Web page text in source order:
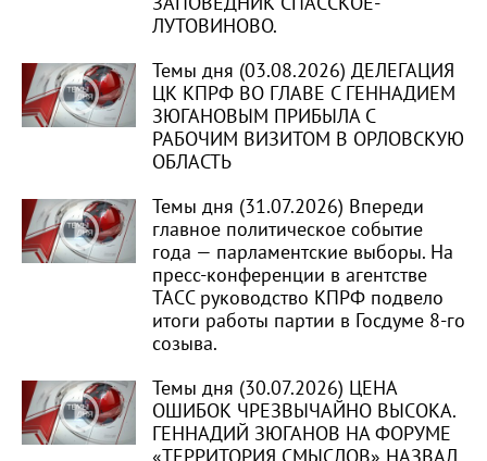
ЛУТОВИНОВО.
Темы дня (03.08.2026) ДЕЛЕГАЦИЯ
ЦК КПРФ ВО ГЛАВЕ С ГЕННАДИЕМ
ЗЮГАНОВЫМ ПРИБЫЛА С
РАБОЧИМ ВИЗИТОМ В ОРЛОВСКУЮ
ОБЛАСТЬ
Темы дня (31.07.2026) Впереди
главное политическое событие
года — парламентские выборы. На
пресс-конференции в агентстве
ТАСС руководство КПРФ подвело
итоги работы партии в Госдуме 8-го
созыва.
Темы дня (30.07.2026) ЦЕНА
ОШИБОК ЧРЕЗВЫЧАЙНО ВЫСОКА.
ГЕННАДИЙ ЗЮГАНОВ НА ФОРУМЕ